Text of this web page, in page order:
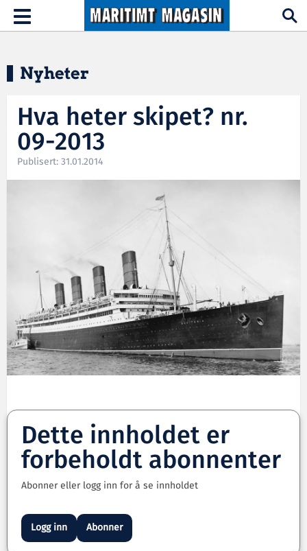
Hopp til hovedinnhold
Toggle
navigation
Nyheter
Hva heter skipet? nr.
09-2013
Publisert: 31.01.2014
Dette innholdet er
forbeholdt abonnenter
Abonner eller logg inn for å se innholdet
Logg inn Abonner